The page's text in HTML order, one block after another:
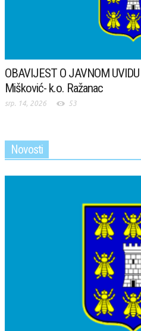
OBAVIJEST O JAVNOM
Mišković- k.o. Ražanac
srp. 14, 2026 53
Novosti